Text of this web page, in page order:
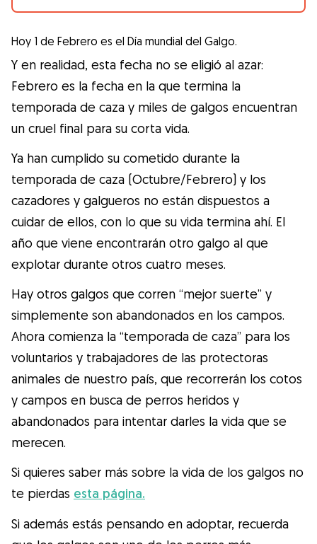
perfecto. ¡Miles de cuidadores están
disponibles para cuidar de tu perro como si
fuera un miembro más de su familia! Todas
las reservas incluyen Cobertura Veterinaria
y cancelación gratuíta
Descubre Gudog
Hoy 1 de Febrero es el Día mundial del Galgo.
Y en realidad, esta fecha no se eligió al azar:
Febrero es la fecha en la que termina la
temporada de caza y miles de galgos encuentran
un cruel final para su corta vida.
Ya han cumplido su cometido durante la
temporada de caza (Octubre/Febrero) y los
cazadores y galgueros no están dispuestos a
cuidar de ellos, con lo que su vida termina ahí. El
año que viene encontrarán otro galgo al que
explotar durante otros cuatro meses.
Hay otros galgos que corren “mejor suerte” y
simplemente son abandonados en los campos.
Ahora comienza la “temporada de caza” para los
voluntarios y trabajadores de las protectoras
animales de nuestro país, que recorrerán los cotos
y campos en busca de perros heridos y
abandonados para intentar darles la vida que se
merecen.
Si quieres saber más sobre la vida de los galgos no
te pierdas esta página.
Si además estás pensando en adoptar, recuerda